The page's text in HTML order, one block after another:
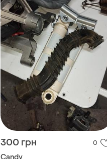
300 грн 0
Candy